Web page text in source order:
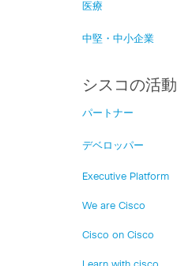
医療
中堅・中小企業
シスコの活動
パートナー
デベロッパー
Executive Platform
We are Cisco
Cisco on Cisco